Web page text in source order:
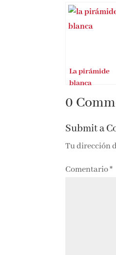
La pirámide
blanca
0
Submit a
Tu dirección
Comentario*